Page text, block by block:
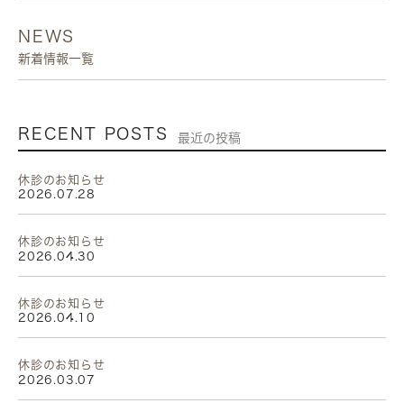
NEWS
新着情報一覧
RECENT POSTS 最近の投稿
休診のお知らせ
2026.07.28
休診のお知らせ
2026.04.30
休診のお知らせ
2026.04.10
休診のお知らせ
2026.03.07